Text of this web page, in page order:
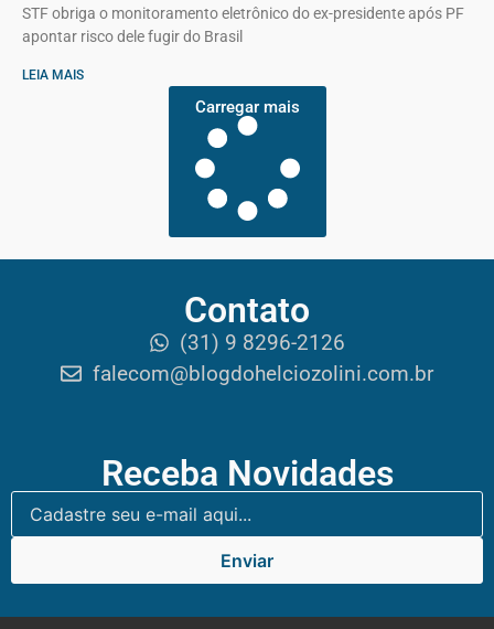
STF obriga o monitoramento eletrônico do ex-presidente após PF
apontar risco dele fugir do Brasil
LEIA MAIS
Carregar mais
Contato
(31) 9 8296-2126
falecom@blogdohelciozolini.com.br
Receba Novidades
Enviar